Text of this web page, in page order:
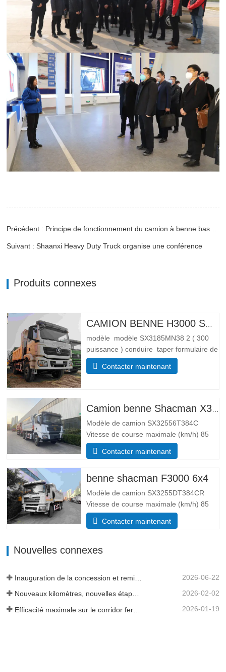
Suivant : Shaanxi Heavy Duty Truck organise une conférence
Produits connexes
modèle modèle SX3185MN38 2 ( 300
puissance ) conduire taper formulaire de
conduite 4*4 Lester paramètre de poids
Complet trottoir masse (kg) poids à
Paramètres de taille Global …
Contacter maintenant
Modèle de camion SX32556T384C
Vitesse de course maximale (km/h) 85
Système d’entraînement 6×4 Dimensions
(L*l*H)(mm) Total 8385*2490*3450 Corps
(mm) Bas 8, côté 6 Système de levage
hydraulique levage moyen ou…
Contacter maintenant
benne shacman F3000 6x4
Modèle de camion SX3255DT384CR
Vitesse de course maximale (km/h) 85
Système d’entraînement 6×4 Dimensions
(L*l*H)(mm) Total 8385*2490*3450 Corps
caisse de chargement 19 mètres cubes,
Contacter maintenant
Nouvelles connexes
2026-06-22
Nouveaux kilomètres, nouvelles étapes importantes - L'élan se poursuit 2026-02-02
2026-01-19